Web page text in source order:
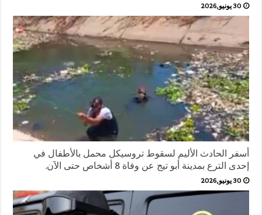
30 يونيو,2026
أسفر الحادث الأليم لسقوط تروسيكل محمل بالأطفال في
إحدى الترع بمدينة أبو تيج عن وفاة 8 أشخاص حتى الآن.
30 يونيو,2026